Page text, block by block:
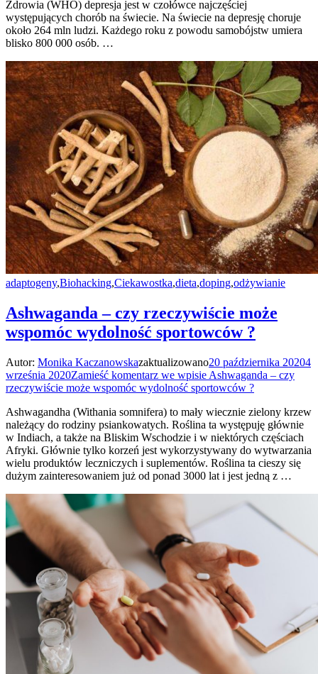
Zdrowia (WHO) depresja jest w czołówce najczęściej
występujących chorób na świecie. Na świecie na depresję choruje
około 264 mln ludzi. Każdego roku z powodu samobójstw umiera
blisko 800 000 osób. …
adaptogeny,Biohacking,Ciekawostka,dieta,doping,odżywianie
Ashwaganda – czy rzeczywiście może
wspomóc wydolność sportowców ?
Autor: Monika Kaczanowskazaktualizowano20 października 20204
września 2020Zamieść komentarz we wpisie Ashwaganda – czy
rzeczywiście może wspomóc wydolność sportowców ?
Ashwagandha (Withania somnifera) to mały wiecznie zielony krzew
należący do rodziny psiankowatych. Roślina ta występuję głównie
w Indiach, a także na Bliskim Wschodzie i w niektórych częściach
Afryki. Głównie tylko korzeń jest wykorzystywany do wytwarzania
wielu produktów leczniczych i suplementów. Roślina ta cieszy się
dużym zainteresowaniem już od ponad 3000 lat i jest jedną z …